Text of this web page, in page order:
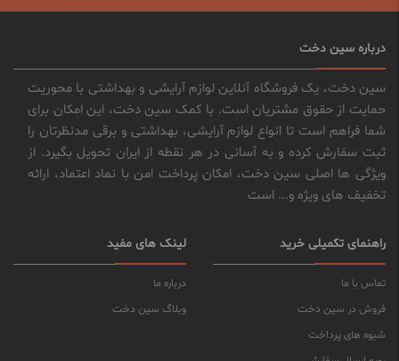
درباره سین دخت
سین دخت، یک فروشگاه آنلاین لوازم آرایشی و بهداشتی با محوریت
حمایت از حقوق مشتریان است. با کمک سین دخت، این امکان برای
شما فراهم است تا انواع لوازم آرایشی، بهداشتی و برقی مدنظرتان را
ثبت سفارش کرده و به آسانی در هر نقطه از ایران تحویل بگیرد. از
ویژگی ها اصلی سین دخت، امکان پرداخت امن با نماد اعتماد، ارائه
تخفیف های ویژه و... است
راهنمای تکمیلی خرید
تماس با ما
فروش در سین دخت
شیوه های پرداخت
لینک های مفید
درباره ما
وبلاگ سین دخت